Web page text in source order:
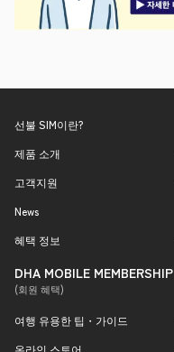
선불 SIM이란?
제품 소개
고객지원
News
혜택 정보
DHA MOBILE MEMBERSHIP
(회원 혜택)
여행 유용한 팁・가이드
온라인 스토어